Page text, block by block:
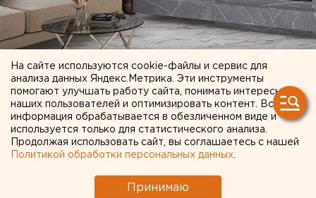
ЧИТАЙТЕ ТАКЖЕ:
Возвращение смертной казни в России сочли
На сайте используются cookie-файлы и сервис для
анализа данных Яндекс.Метрика. Эти инструменты
помогают улучшать работу сайта, понимать интересы
наших пользователей и оптимизировать контент. Вся
информация обрабатывается в обезличенном виде и
используется только для статистического анализа.
Продолжая использовать сайт, вы соглашаетесь с нашей
Политикой обработки персональных данных
Принимаю